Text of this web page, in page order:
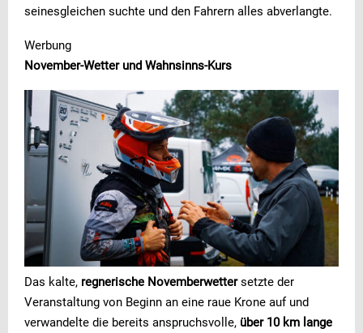
seinesgleichen suchte und den Fahrern alles abverlangte.
Werbung
November-Wetter und Wahnsinns-Kurs
Das kalte, regnerische Novemberwettersetzte der
Veranstaltung von Beginn an eine raue Krone auf und
verwandelte die bereits anspruchsvolle, über 10 km lange